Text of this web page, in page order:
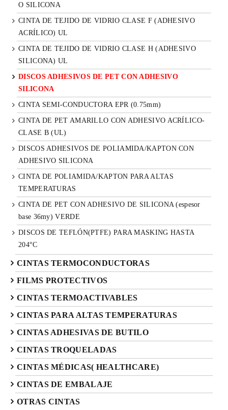
O SILICONA
CINTA DE TEJIDO DE VIDRIO CLASE F (ADHESIVO
ACRÍLICO) UL
CINTA DE TEJIDO DE VIDRIO CLASE H (ADHESIVO
SILICONA) UL
DISCOS ADHESIVOS DE PET CON ADHESIVO
SILICONA
CINTA SEMI-CONDUCTORA EPR (0.75mm)
CINTA DE PET AMARILLO CON ADHESIVO ACRÍLICO-
CLASE B (UL)
DISCOS ADHESIVOS DE POLIAMIDA/KAPTON CON
ADHESIVO SILICONA
CINTA DE POLIAMIDA/KAPTON PARA ALTAS
TEMPERATURAS
CINTA DE PET CON ADHESIVO DE SILICONA (espesor
base 36my) VERDE
DISCOS DE TEFLÓN(PTFE) PARA MASKING HASTA
204°C
CINTAS TERMOCONDUCTORAS
FILMS PROTECTIVOS
CINTAS TERMOACTIVABLES
CINTAS PARA ALTAS TEMPERATURAS
CINTAS ADHESIVAS DE BUTILO
CINTAS TROQUELADAS
CINTAS MÉDICAS( HEALTHCARE)
CINTAS DE EMBALAJE
OTRAS CINTAS